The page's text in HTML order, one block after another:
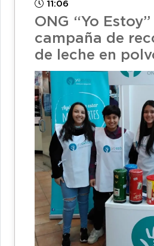
11:06
ONG “Yo
campaña de
de leche en